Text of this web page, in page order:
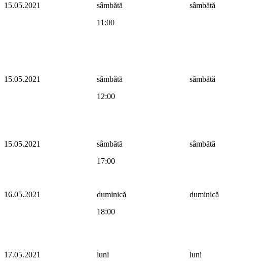
15.05.2021
sâmbătă
11:00
sâmbătă
15.05.2021
sâmbătă
12:00
sâmbătă
15.05.2021
sâmbătă
17:00
sâmbătă
16.05.2021
duminică
18:00
duminică
17.05.2021
luni
luni